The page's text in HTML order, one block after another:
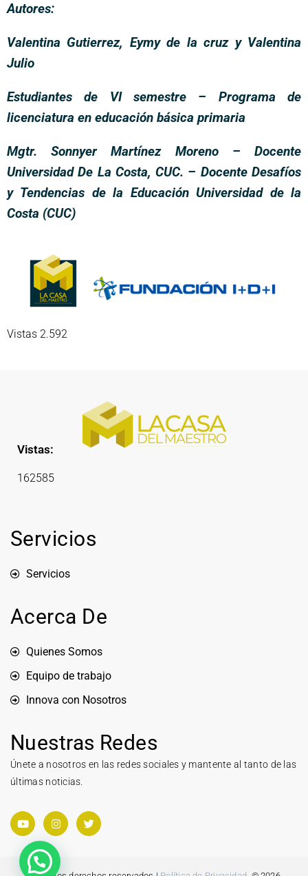
Autores:
Valentina Gutierrez, Eymy de la cruz y Valentina
Julio
Estudiantes de VI semestre – Programa de
licenciatura en educación básica primaria
Mgtr. Sonnyer Martínez Moreno – Docente
Universidad De La Costa, CUC. – Docente Desafíos
y Tendencias de la Educación Universidad de la
Costa (CUC)
Vistas 2.592
Vistas:
162585
Servicios
Servicios
Acerca De
Quienes Somos
Equipo de trabajo
Innova con Nosotros
Nuestras Redes
Únete a nosotros en las redes sociales y mantente al tanto de las
últimas noticias.